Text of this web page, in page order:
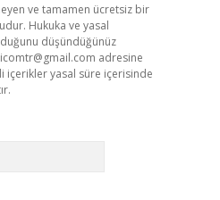
ve tamamen ücretsiz bir
Hukuka ve yasal
düşündüğünüz
adresine
içerikler yasal süre içerisinde